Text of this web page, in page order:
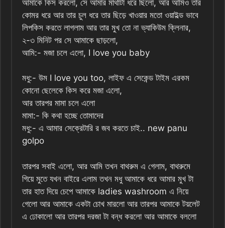
আমাকে কিস করলো, সে আমার মাথাটা ধরে ছিলো, আর আমিও তার
কোমর ধরে আর তার চুল ধরে তার ছিড়ে খাওয়ার মতো ওয়াইল্ড ভাবে
লিপকিস করতে লাগলাম আর তার মুখ তো না ভ্যাকিউম ক্লিনার,
২-৩ মিনিট পর সে আমাকে ছাড়লো,
আমি:- মজা চলে এলো, I love you baby
মধু:- উম I love you too, লাইফ এ সেকেন্ড টাইম এরকম
কোনো ছেলেকে কিস করে মজা এলো,
আর তারপর মামা চলে এলো
মামা:- কি কথা হচ্ছে তোমাদের
মধু:- এ আমার সেক্রেটারি র জব করতে চাই.. new panu
golpo
তারপর সবাই এলো, আর আমি তখন বাথরুম এ গেলাম, বাথরুমে
গিয়ে মুতে যখন বাইরে এলাম তখন মধু আমাকে ধরে আমার মুখ টা
তার হাত দিয়ে চেপে আমাকে ladies washroom এ নিয়ে
গেলো আর আমাকে একটা চোখ মারলো আর তারপর আমাকে টয়লেট
এ ঢোকালো আর তারপর দরজা টা বন্ধ করলো আর আমাকে বললো